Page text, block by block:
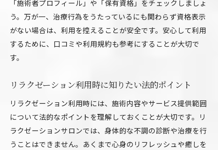
「施術者プロフィール」や「保有資格」をチェックしましょ
う。万が一、治療行為をうたっているにも関わらず資格表示
がない場合は、利用を控えることが安全です。安心して利用
するために、口コミや利用規約も参考にすることが大切で
す。
リラクゼーション利用時に知りたい法的ポイント
リラクゼーション利用時には、施術内容やサービス提供範囲
について法的なポイントを理解しておくことが大切です。リ
ラクゼーションサロンでは、身体的な不調の診断や治療を行
うことはできません。あくまで心身のリフレッシュや癒しを